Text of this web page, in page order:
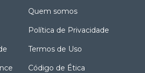
Quem somos
Política de Privacidade
Termos de Uso
Código de Ética